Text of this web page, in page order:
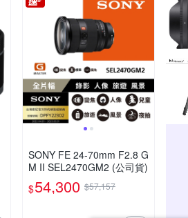
SONY FE 24-70mm F2.8 G
M II SEL2470GM2 (公司貨)
$54,300 $57,157